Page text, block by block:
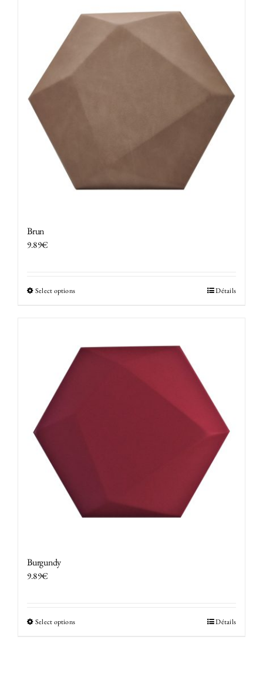
Brun
9.89€
Select options Détails
Burgundy
9.89€
Select options Détails